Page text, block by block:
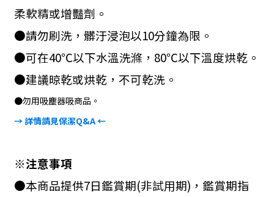
柔軟精或增豔劑。
●請勿刷洗，髒汙浸泡以10分鐘為限。
●可在40℃以下水溫洗滌， 80℃以下溫度烘乾。
●建議晾乾或烘乾，不可乾洗。
●勿用吸塵器吸商品。
→ 詳情請見保潔Q&A←
※注意事項
●本商品提供7日鑑賞期(非試用期) ，鑑賞期指